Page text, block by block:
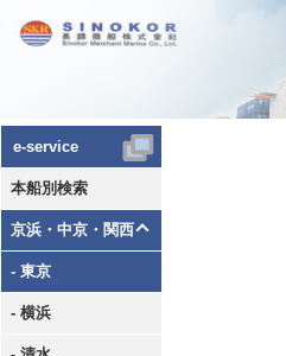
e-service
本船別検索
京浜・中京・関西
- 東京
- 横浜